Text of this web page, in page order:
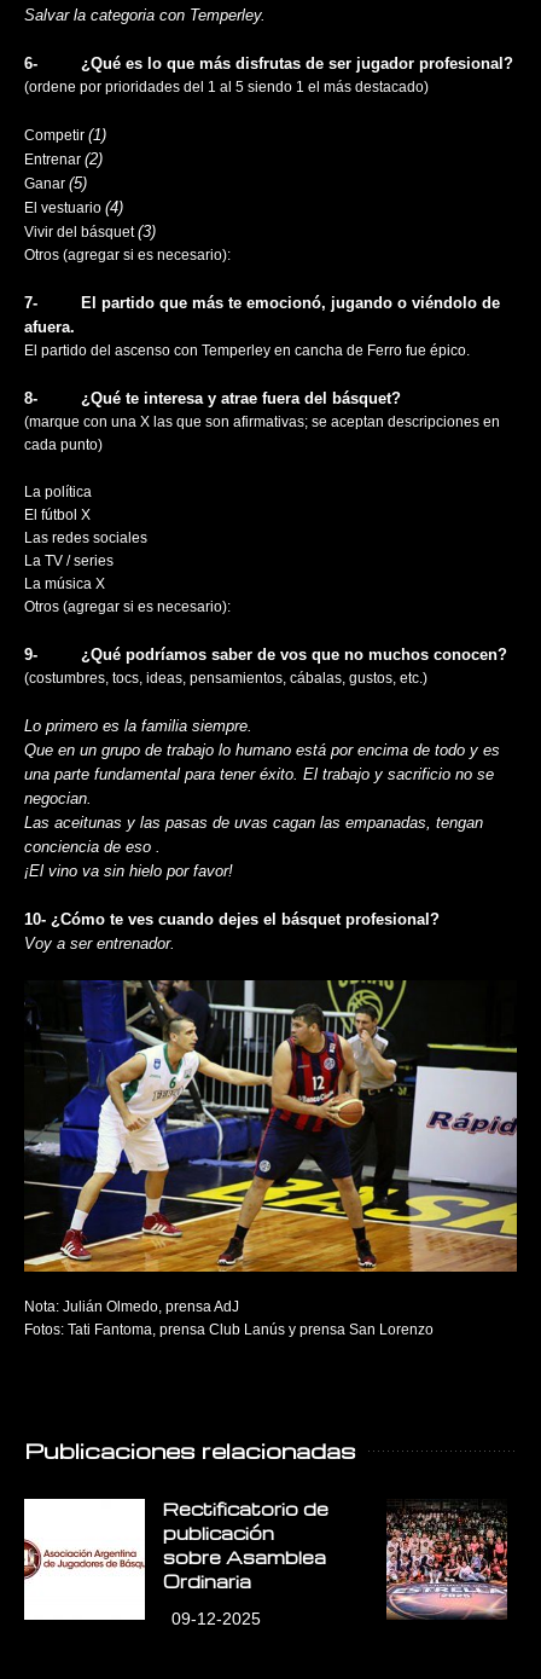
Salvar la categoria con Temperley.
6-​ ​ ​ ​ ​ ​ ​ ​ ​ ​¿Qué es lo que más disfrutas de ser jugador profesional?
(ordene por prioridades del 1 al 5 siendo 1 el más destacado)
Competir (1)
Entrenar (2)
Ganar (5)
El vestuario (4)
Vivir del básquet(3)
Otros (agregar si es necesario):
7-​ ​ ​ ​ ​ ​ ​ ​ ​ ​El partido que más te emocionó, jugando o viéndolo de
afuera.
El partido del ascenso con Temperley en cancha de Ferro fue épico.
8-​ ​ ​ ​ ​ ​ ​ ​ ​ ​¿Qué te interesa y atrae fuera del básquet?
(marque con una X las que son afirmativas; se aceptan descripciones en
cada punto)
La política
El fútbol X
Las redes sociales
La TV / series
La música X
Otros (agregar si es necesario):
9-​ ​ ​ ​ ​ ​ ​ ​ ​ ​¿Qué podríamos saber de vos que no muchos conocen?
(costumbres, tocs, ideas, pensamientos, cábalas, gustos, etc.)
Lo primero es la familia siempre.
Que en un grupo de trabajo lo humano está por encima de todo y es
una parte fundamental para tener éxito. El trabajo y sacrificio no se
negocian.
Las aceitunas y las pasas de uvas cagan las empanadas, tengan
conciencia de eso .
¡El vino va sin hielo por favor!
10- ¿Cómo te ves cuando dejes el básquet profesional?
Voy a ser entrenador.
Nota: Julián Olmedo, prensa AdJ
Fotos: Tati Fantoma, prensa Club Lanús y prensa San Lorenzo
Publicaciones relacionadas
Rectificatorio de
publicación
sobre Asamblea
Ordinaria
09-12-2025